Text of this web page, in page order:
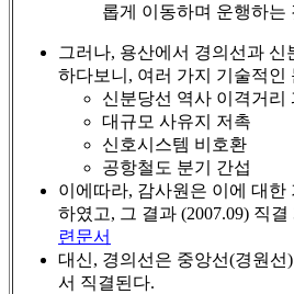
롭게 이동하며 운행하는
그러나, 용산에서 경의선과 신
하다보니, 여러 가지 기술적인
신분당선 역사 이격거리
대규모 사유지 저촉
신호시스템 비호환
공항철도 분기 간섭
이에따라, 감사원은 이에 대한
하였고, 그 결과 (2007.09) 직
련문서
대신, 경의선은 중앙선(경원선
서 직결된다.